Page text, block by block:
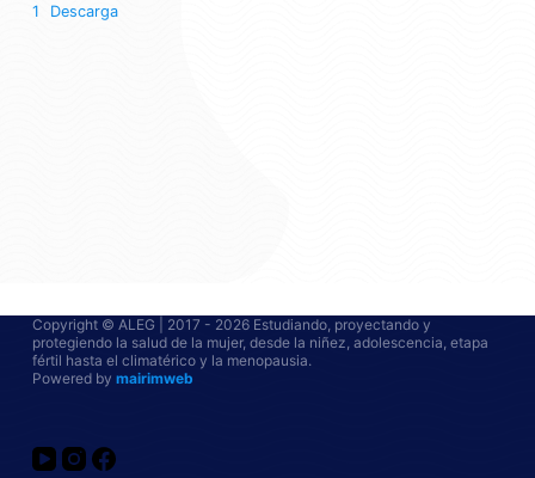
1
Descarga
Copyright © ALEG | 2017 - 2026 Estudiando, proyectando y
protegiendo la salud de la mujer, desde la niñez, adolescencia, etapa
fértil hasta el climatérico y la menopausia.
Powered by mairimweb